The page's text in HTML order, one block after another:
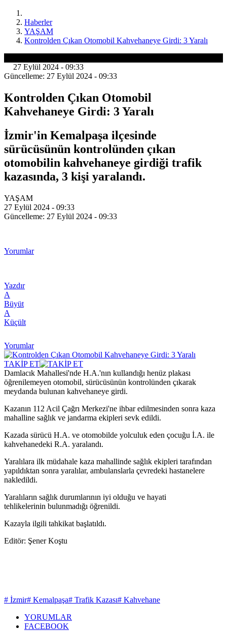
Haberler
YAŞAM
Kontrolden Çıkan Otomobil Kahvehaneye Girdi: 3 Yaralı
27 Eylül 2024 - 09:33
Güncelleme: 27 Eylül 2024 - 09:33
Kontrolden Çıkan Otomobil
Kahvehaneye Girdi: 3 Yaralı
İzmir'in Kemalpaşa ilçesinde
sürücüsünün kontrolünden çıkan
otomobilin kahvehaneye girdiği trafik
kazasında, 3 kişi yaralandı.
YAŞAM
27 Eylül 2024 - 09:33
Güncelleme: 27 Eylül 2024 - 09:33
Yorumlar
Yazdır
A
Büyüt
A
Küçült
Yorumlar
TAKİP ET
Damlacık Mahallesi'nde H.A.'nın kullandığı henüz plakası
öğrenilemeyen otomobil, sürücüsünün kontrolünden çıkarak
meydanda bulunan kahvehaneye girdi.
Kazanın 112 Acil Çağrı Merkezi'ne ihbar edilmesinden sonra kaza
mahalline sağlık ve jandarma ekipleri sevk edildi.
Kazada sürücü H.A. ve otomobilde yolculuk eden çocuğu İ.A. ile
kahvehanedeki R.A. yaralandı.
Yaralılara ilk müdahale kaza mahallinde sağlık ekipleri tarafından
yapıldıktan sonra yaralılar, ambulanslarla çevredeki hastanelere
nakledildi.
Yaralıların sağlık durumlarının iyi olduğu ve hayati
tehlikelerinin bulunmadığı öğrenildi.
Kazayla ilgili tahkikat başlatıldı.
Editör: Şener Koştu
# İzmir# Kemalpaşa# Trafik Kazası# Kahvehane
YORUMLAR
FACEBOOK